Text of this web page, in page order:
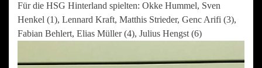
Für die HSG Hinterland spielten: Okke Hummel, Sven
Henkel (1), Lennard Kraft, Matthis Strieder, Genc Arifi (3),
Fabian Behlert, Elias Müller (4), Julius Hengst (6)